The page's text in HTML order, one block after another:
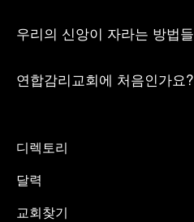
우리의 신앙이 자라는 방법들
연합감리교회에 처음인가요?
디렉토리
달력
교회찾기